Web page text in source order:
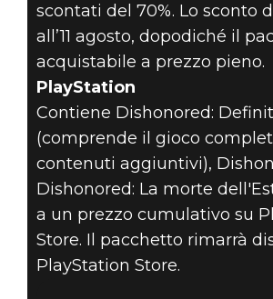
scontati del 70%. Lo sconto
all’11 agosto, dopodiché il
acquistabile a prezzo pieno.
PlayStation
Contiene Dishonored:
(comprende il gioco
contenuti aggiuntivi),
Dishonored: La morte
a un prezzo cumulativo su
Store. Il pacchetto rimarrà
PlayStation Store.